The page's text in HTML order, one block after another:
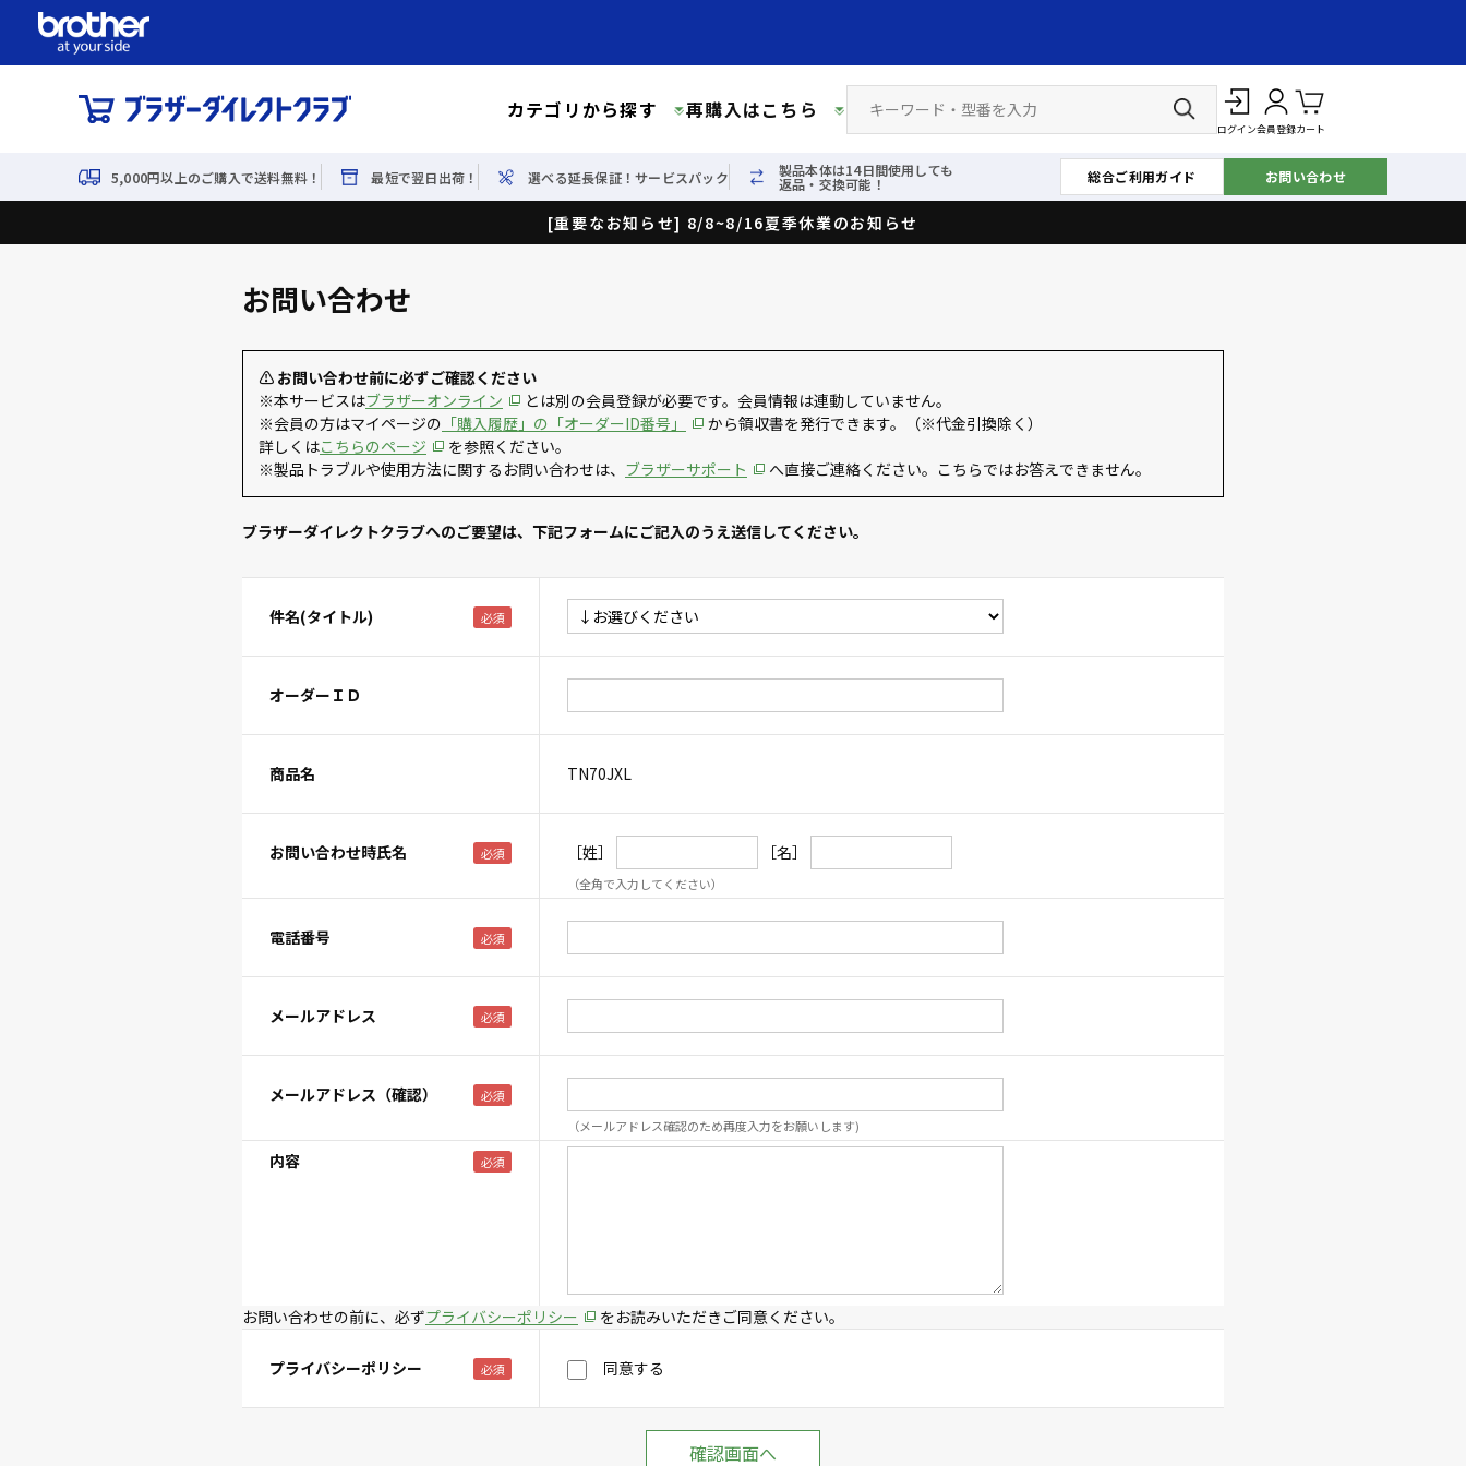
カテゴリから探す 再購入はこちら
ログイン会員登録カート
5,000円以上のご購入で送料無料！ 最短で翌日出荷！ 選べる延長保証！サービスパック 製品本体は14日間使用しても
返品・交換可能！ 総合ご利用ガイド お問い合わせ
[重要なお知らせ] 8/8~8/16夏季休業のお知らせ
お問い合わせ
⚠ お問い合わせ前に必ずご確認ください
※本サービスはブラザーオンライン
とは別の会員登録が必要です。会員情報は連動していません。
※会員の方はマイページの 「購入履歴」の「オーダーID番号」
から領収書を発行できます。（※代金引換除く）
詳しくはこちらのページ
を参照ください。
※製品トラブルや使用方法に関するお問い合わせは、 ブラザーサポート へ直接ご連絡ください。こちらではお答えできません。
ブラザーダイレクトクラブへのご要望は、下記フォームにご記入のうえ送信してください。
件名(タイトル)
オーダーＩＤ
商品名 TN70JXL
お問い合わせ時氏名 ［姓］ ［名］
（全角で入力してください）
電話番号
メールアドレス
メールアドレス（確認）
（メールアドレス確認のため再度入力をお願いします)
内容
お問い合わせの前に、必ずプライバシーポリシー をお読みいただきご同意ください。
プライバシーポリシー 同意する